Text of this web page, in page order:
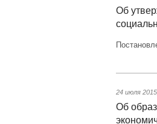
Об
24 июля 2015
Об